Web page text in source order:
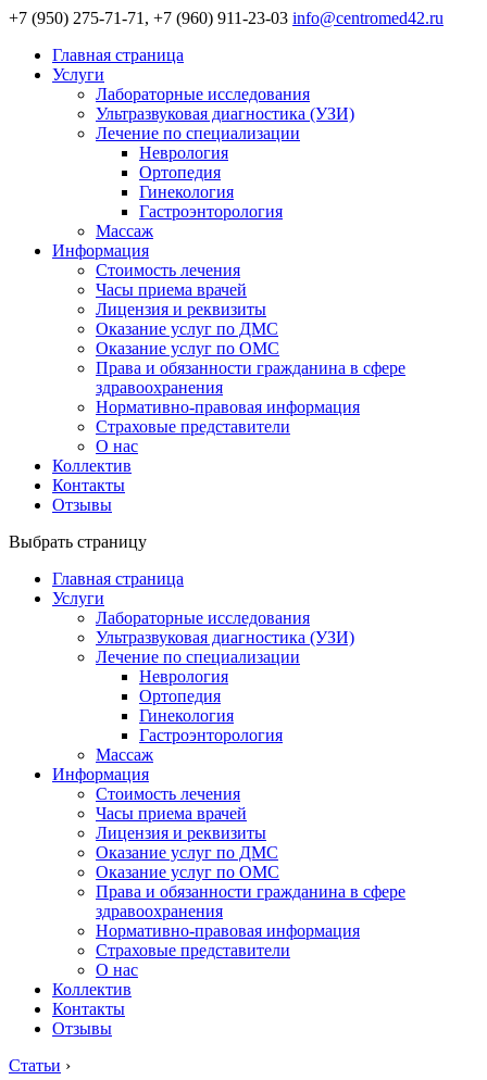
+7 (950) 275-71-71, +7 (960) 911-23-03 info@centromed42.ru
Главная страница
Услуги
Лабораторные исследования
Ультразвуковая диагностика (УЗИ)
Лечение по специализации
Неврология
Ортопедия
Гинекология
Гастроэнторология
Массаж
Информация
Стоимость лечения
Часы приема врачей
Лицензия и реквизиты
Оказание услуг по ДМС
Оказание услуг по ОМС
Права и обязанности гражданина в сфере
здравоохранения
Нормативно-правовая информация
Страховые представители
О нас
Коллектив
Контакты
Отзывы
Выбрать страницу
Главная страница
Услуги
Лабораторные исследования
Ультразвуковая диагностика (УЗИ)
Лечение по специализации
Неврология
Ортопедия
Гинекология
Гастроэнторология
Массаж
Информация
Стоимость лечения
Часы приема врачей
Лицензия и реквизиты
Оказание услуг по ДМС
Оказание услуг по ОМС
Права и обязанности гражданина в сфере
здравоохранения
Нормативно-правовая информация
Страховые представители
О нас
Коллектив
Контакты
Отзывы
Статьи ›